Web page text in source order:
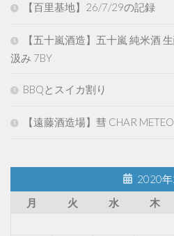
【百里基地】26/7/29の記録
【五十嵐酒造】五十嵐 純米酒
汲み 7BY
BBQとスイカ割り
【遠藤酒造場】彗 CHAR
2020年
月
火 水 木